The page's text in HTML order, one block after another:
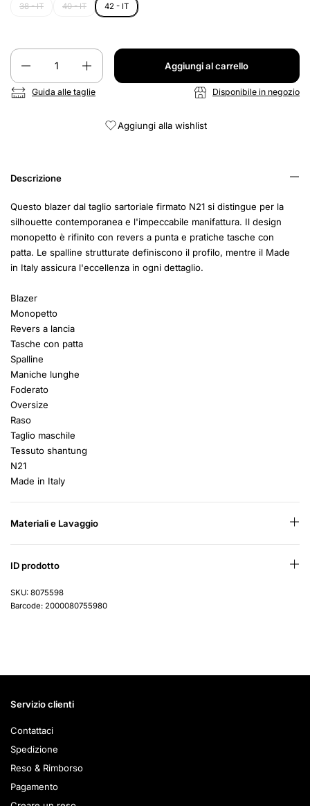
38 - IT 40 - IT 42 - IT
Quantità
Aggiungi al carrello
Guida alle taglie Disponibile in negozio
Aggiungi alla wishlist
Descrizione
Questo blazer dal taglio sartoriale firmato N21 si distingue per la
silhouette contemporanea e l'impeccabile manifattura. Il design
monopetto è rifinito con revers a punta e pratiche tasche con
patta. Le spalline strutturate definiscono il profilo, mentre il Made
in Italy assicura l'eccellenza in ogni dettaglio.
Blazer
Monopetto
Revers a lancia
Tasche con patta
Spalline
Maniche lunghe
Foderato
Oversize
Raso
Taglio maschile
Tessuto shantung
N21
Made in Italy
Materiali e Lavaggio
ID prodotto
SKU: 8075598
Barcode: 2000080755980
Servizio clienti
Contattaci
Spedizione
Reso & Rimborso
Pagamento